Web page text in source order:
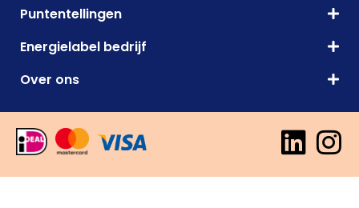
Puntentellingen
Energielabel bedrijf
Over ons